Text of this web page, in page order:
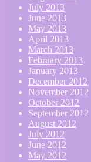
July 2013
June 2013
May 2013
April 2013
March 2013
February 2013
January 2013
December 2012
November 2012
October 2012
September 2012
August 2012
July 2012
June 2012
May 2012